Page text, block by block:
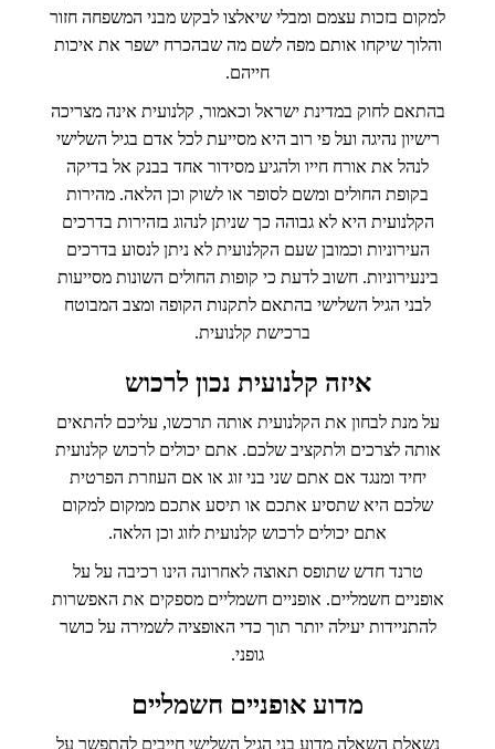
למקום בזכות עצמם ומבלי שיאלצו לבקש מבני המשפחה חזור
והלוך שיקחו אותם מפה לשם מה שבהכרח ישפר את איכות
חייהם.
בהתאם לחוק במדינת ישראל וכאמור, קלנועית אינה מצריכה
רישיון נהיגה ועל פי רוב היא מסייעת לכל אדם בגיל השלישי
לנהל את אורח חייו ולהגיע מסידור אחד בבנק אל בדיקה
בקופת החולים ומשם לסופר או לשוק וכן הלאה. מהירות
הקלנועית היא לא גבוהה כך שניתן לנהוג בזהירות בדרכים
העירוניות וכמובן שעם הקלנועית לא ניתן לנסוע בדרכים
בינעירוניות. חשוב לדעת כי קופות החולים השונות מסייעות
לבני הגיל השלישי בהתאם לתקנות הקופה ומצב המבוטח
ברכישת קלנועית.
איזה קלנועית נכון לרכוש
על מנת לבחון את הקלנועית אותה תרכשו, עליכם להתאים
אותה לצרכים ולתקציב שלכם. אתם יכולים לרכוש קלנועית
יחיד ומנגד אם אתם שני בני זוג או אם העוזרת הפרטית
שלכם היא שתסיע אתכם או תיסע אתכם ממקום למקום
אתם יכולים לרכוש קלנועית לזוג וכן הלאה.
טרנד חדש שתופס תאוצה לאחרונה הינו רכיבה על על
אופניים חשמליים. אופניים חשמליים מספקים את האפשרות
להתניידות יעילה יותר תוך כדי האופציה לשמירה על כושר
גופני.
מדוע אופניים חשמליים
נשאלת השאלה מדוע בני הגיל השלישי חייבים להתפשר על